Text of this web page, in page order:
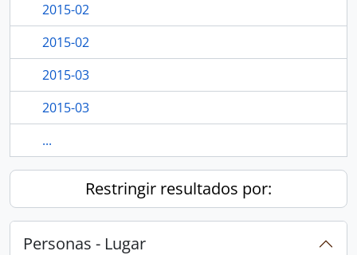
2015-02
2015-02
2015-03
2015-03
...
Restringir resultados por:
Personas - Lugar